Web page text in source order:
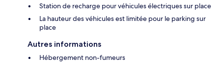
Station de recharge pour véhicules électriques sur place
La hauteur des véhicules est limitée pour le parking sur
place
Autres informations
Hébergement non-fumeurs